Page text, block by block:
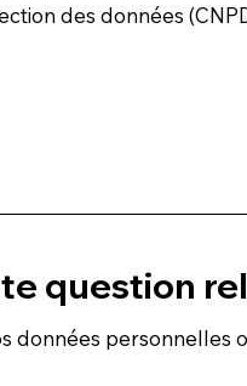
des données
question
personnelles